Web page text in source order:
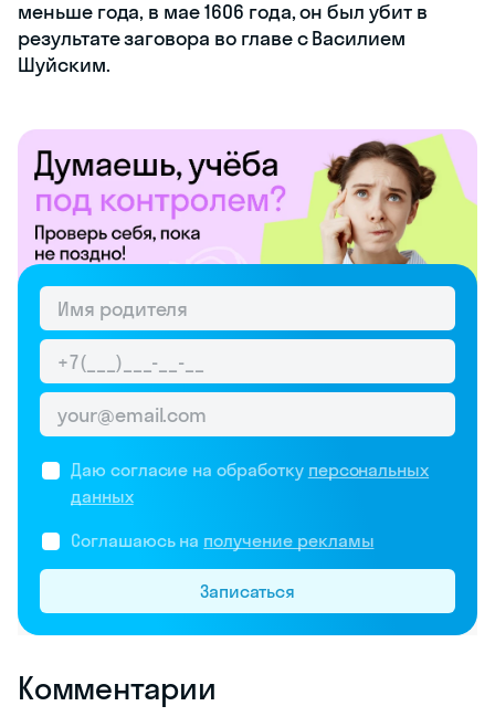
меньше года, в мае 1606 года, он был убит в
результате заговора во главе с Василием
Шуйским.
Даю согласие на обработку персональных
данных
Соглашаюсь на получение рекламы
Записаться
Комментарии